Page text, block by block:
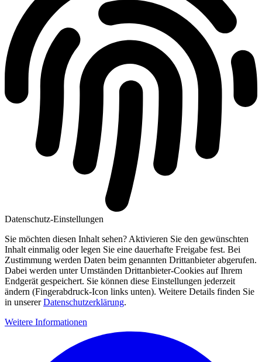
Datenschutz-Einstellungen
Sie möchten diesen Inhalt sehen? Aktivieren Sie den gewünschten
Inhalt einmalig oder legen Sie eine dauerhafte Freigabe fest. Bei
Zustimmung werden Daten beim genannten Drittanbieter abgerufen.
Dabei werden unter Umständen Drittanbieter-Cookies auf Ihrem
Endgerät gespeichert. Sie können diese Einstellungen jederzeit
ändern (Fingerabdruck-Icon links unten). Weitere Details finden Sie
in unsererDatenschutzerklärung.
Weitere Informationen